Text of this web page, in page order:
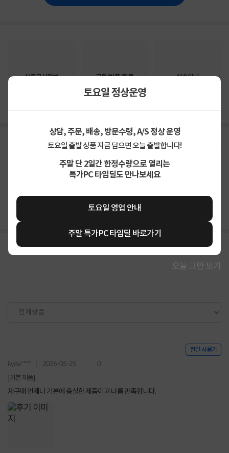
토요일 정상운영
상담, 주문, 배송, 방문수령, A/S 정상 운영
토요일 출발 상품 지금 담으면 오늘 출발합니다!
주말 단 2일간 한정수량으로 열리는
특가PC 타임딜도 만나보세요
토요일 영업 안내
주말 특가PC 타임딜 바로가기
오늘 그만 보기
상품고시정보 교환/반품/환불 배송안내
지금 후기쓰면 적립금 2배!
상품 만족해요
한달 사용기
kyde**** 2026-05-25 0
[기본 제품]
재구매 언제나 기본에 충실한 제품이고 나름 만족합니다.